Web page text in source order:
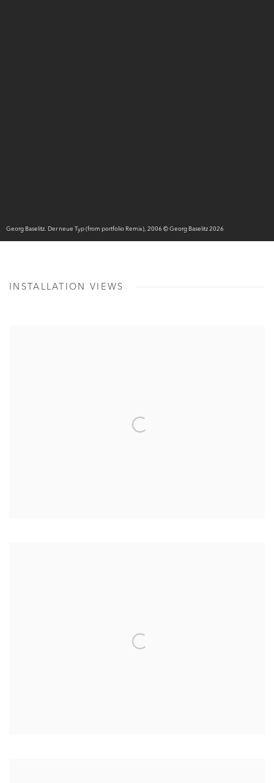
Georg Baselitz. Der neue Typ (from portfolio Remix), 2006 © Georg Baselitz 2026
INSTALLATION VIEWS